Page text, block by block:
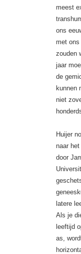
meest
ons
met ons
zouden
jaar
de
kunnen
niet
Huijer
naar
door
latere
Als je
leeftijd
as,